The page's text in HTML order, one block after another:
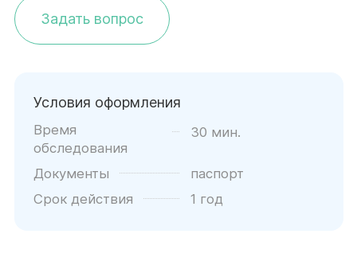
Задать вопрос
Условия оформления
Время
обследования
30 мин.
Документы
паспорт
Срок действия
1 год